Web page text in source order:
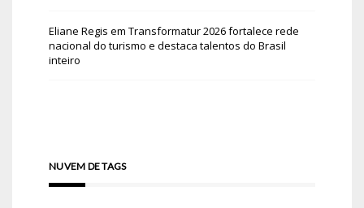
Eliane Regis em Transformatur 2026 fortalece rede
nacional do turismo e destaca talentos do Brasil
inteiro
NUVEM DE TAGS